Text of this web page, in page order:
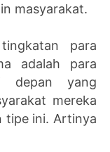
masyarakat.
para
adalah para
depan yang
mereka
tipe ini. Artinya